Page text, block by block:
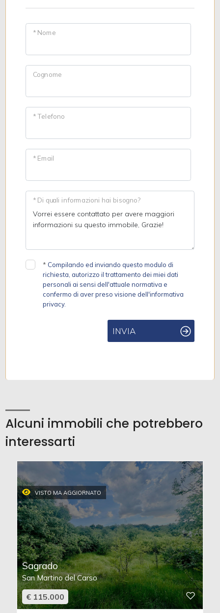
* Nome
Cognome
* Telefono
* Email
* Di quali informazioni hai bisogno?
* Compilando ed inviando questo modulo di
richiesta, autorizzo il trattamento dei miei dati
personali ai sensi dell'attuale normativa e
confermo di aver preso visione dell'informativa
privacy.
INVIA
Alcuni immobili che potrebbero
interessarti
VISTO MA AGGIORNATO
Sagrado
San Martino del Carso
€ 115.000